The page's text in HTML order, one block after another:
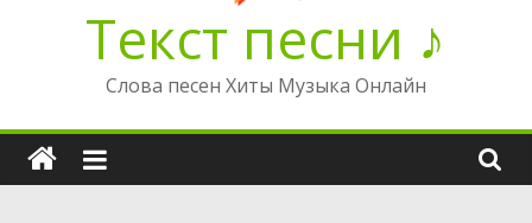
Текст песни ♪
Слова песен Хиты Музыка Онлайн